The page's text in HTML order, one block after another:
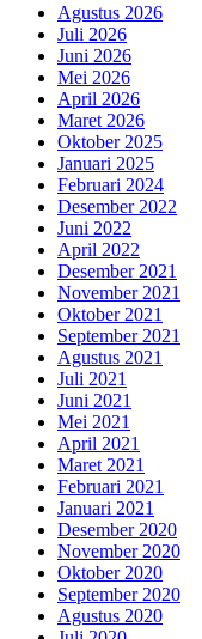
Agustus 2026
Juli 2026
Juni 2026
Mei 2026
April 2026
Maret 2026
Oktober 2025
Januari 2025
Februari 2024
Desember 2022
Juni 2022
April 2022
Desember 2021
November 2021
Oktober 2021
September 2021
Agustus 2021
Juli 2021
Juni 2021
Mei 2021
April 2021
Maret 2021
Februari 2021
Januari 2021
Desember 2020
November 2020
Oktober 2020
September 2020
Agustus 2020